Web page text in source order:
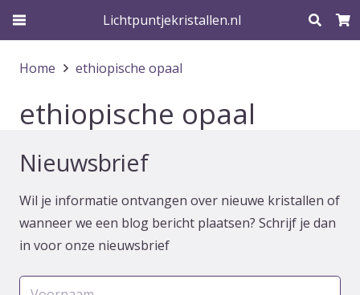
Lichtpuntjekristallen.nl
Home ethiopische opaal
ethiopische opaal
Nieuwsbrief
Wil je informatie ontvangen over nieuwe kristallen of
wanneer we een blog bericht plaatsen? Schrijf je dan
in voor onze nieuwsbrief